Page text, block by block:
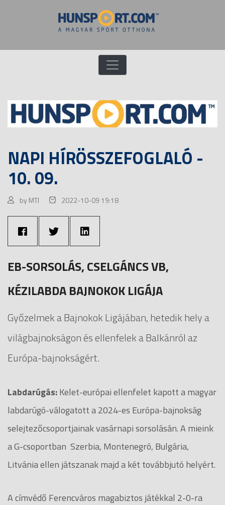
NAPI HÍRÖSSZEFOGLALÓ -
10. 09.
by MTI 2022-10-09 19:18
EB-SORSOLÁS, CSELGÁNCS VB,
KÉZILABDA BAJNOKOK LIGÁJA
Győzelmek a Bajnokok Ligájában, hetedik hely a
világbajnokságon és ellenfelek a Balkánról az
Európa-bajnokságért.
Labdarúgás:Kelet-európai ellenfelet kapott a magyar
labdarúgó-válogatott a 2024-es Európa-bajnokság
selejtezőcsoportjainak vasárnapi sorsolásán. A mieink
a G-csoportban Szerbia, Montenegró, Bulgária,
Litvánia ellen játszanak majd a két továbbjutó helyért.
A címvédő Ferencváros magabiztos játékkal 2-0-ra